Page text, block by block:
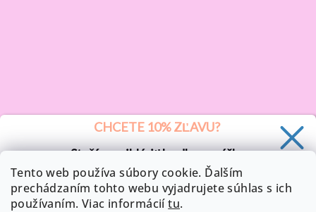
Tento web používa súbory cookie. Ďalším
prechádzaním tohto webu vyjadrujete súhlas s ich
používaním. Viac informáciítu.
CHCETE 10% ZĽAVU?
Stačí sa prihlásiť k odberu nášho
newsletteru a 10 % zľava je vaša.